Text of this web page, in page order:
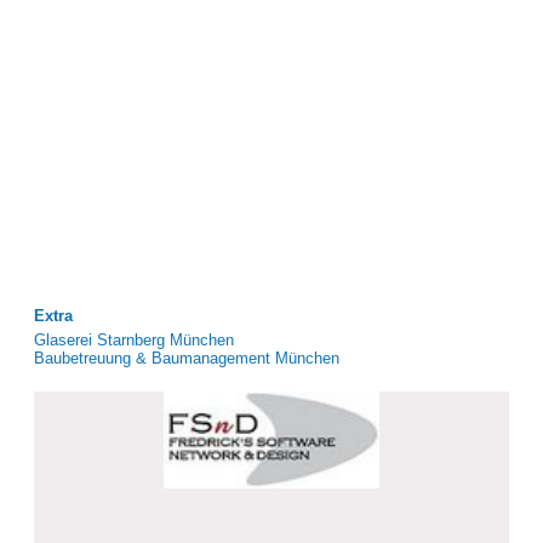
Extra
Glaserei Starnberg München
Baubetreuung & Baumanagement München